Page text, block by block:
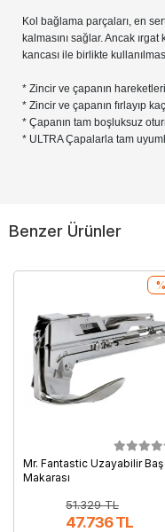
Kol bağlama parçaları, en
kalmasını sağlar. Ancak
kancası ile birlikte
* Zincir ve çapanın
* Zincir ve çapanın fırlayıp
* Çapanın tam boşluksuz
* ULTRA Çapalarla tam
Benzer Ürünler
Mr. Fantastic Uzayabilir Baş
Makarası
51.329 TL
47.736 TL